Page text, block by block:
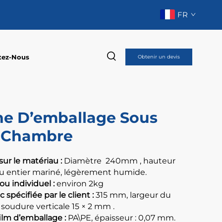
FR
Nous Obtenir un devis
D’emballage Sous
le matériau : Diamètre 240mm , hauteur
entier mariné, légèrement humide.
individuel :environ 2kg
spécifiée par le client :315 mm, largeur du
verticale 15 × 2 mm .
d’emballage : PA\PE, épaisseur : 0,07 mm.